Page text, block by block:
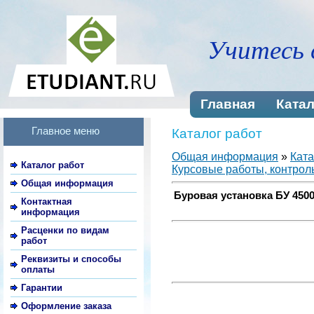
Учитесь
Главная
Главное меню
Каталог работ
Общая информация
Контактная
информация
Расценки по видам
работ
Реквизиты и способы
оплаты
Гарантии
Оформление заказа
Каталог работ
Общая информация »
Курсовые работы,
Буровая установка БУ